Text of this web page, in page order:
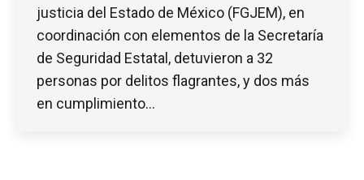
justicia del Estado de México (FGJEM), en
coordinación con elementos de la Secretaría
de Seguridad Estatal, detuvieron a 32
personas por delitos flagrantes, y dos más
en cumplimiento…